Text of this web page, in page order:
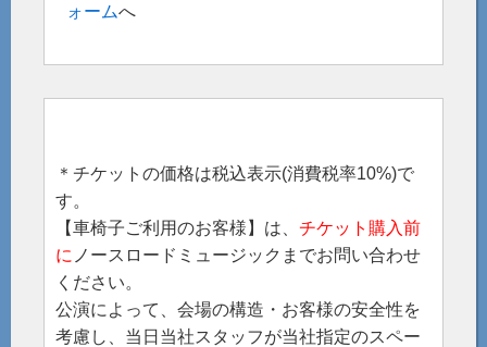
ォームへ
＊チケットの価格は税込表示(消費税率10%)で
す。
【車椅子ご利用のお客様】は、 チケット購入前
に ノースロードミュージックまでお問い合わせ
ください。
公演によって、会場の構造・お客様の安全性を
考慮し、当日当社スタッフが当社指定のスペー